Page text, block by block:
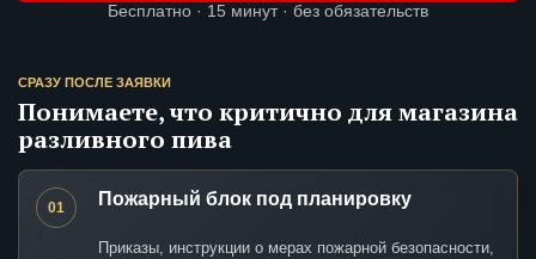
Бесплатно · 15 минут · без обязательств
СРАЗУ ПОСЛЕ ЗАЯВКИ
Понимаете, что критично для магазина
разливного пива
01 Пожарный блок под планировку
Приказы, инструкции о мерах пожарной безопасности,